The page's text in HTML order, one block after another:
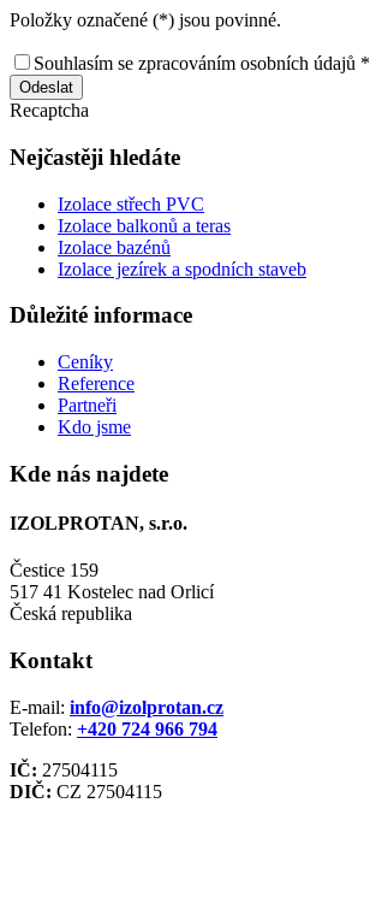
Položky označené (*) jsou povinné.
Souhlasím se zpracováním osobních údajů *
Odeslat
Recaptcha
Nejčastěji hledáte
Izolace střech PVC
Izolace balkonů a teras
Izolace bazénů
Izolace jezírek a spodních staveb
Důležité informace
Ceníky
Reference
Partneři
Kdo jsme
Kde nás najdete
IZOLPROTAN, s.r.o.
Čestice 159
517 41 Kostelec nad Orlicí
Česká republika
Kontakt
E-mail: info@izolprotan.cz
Telefon: +420 724 966 794
IČ: 27504115
DIČ: CZ 27504115